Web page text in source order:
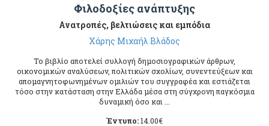
Φιλοδοξίες ανάπτυξης
Ανατροπές, βελτιώσεις και εμπόδια
Χάρης Μιχαήλ Βλάδος
Το βιβλίο αποτελεί συλλογή δημοσιογραφικών άρθρων,
οικονομικών αναλύσεων, πολιτικών σχολίων, συνεντεύξεων και
απομαγνητοφωνημένων ομιλιών του συγγραφέα και εστιάζεται
τόσο στην κατάσταση στην Ελλάδα μέσα στη σύγχρονη παγκόσμια
δυναμική όσο και ...
Έντυπο:14.00€